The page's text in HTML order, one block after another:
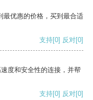
最优惠的价格，买到最合适
支持[0] 反对[0]
度和安全性的连接，并帮
支持[0] 反对[0]